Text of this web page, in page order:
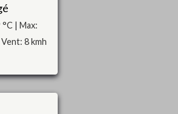
| Max:
8 kmh